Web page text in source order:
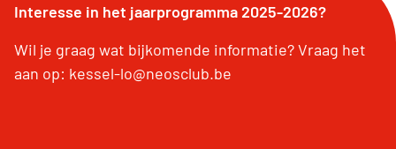
Interesse in het jaarprogramma 2025-2026?
Wil je graag wat bijkomende informatie? Vraag het
aan op: kessel-lo@neosclub.be